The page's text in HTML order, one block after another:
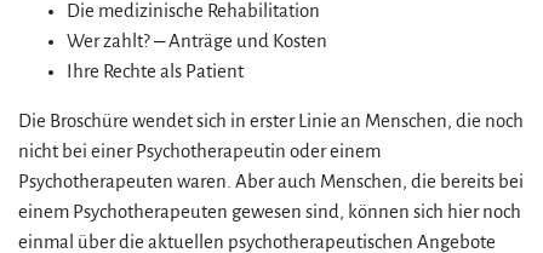
Die medizinische Rehabilitation
Wer zahlt? – Anträge und Kosten
Ihre Rechte als Patient
Die Broschüre wendet sich in erster Linie an Menschen, die noch
nicht bei einer Psychotherapeutin oder einem
Psychotherapeuten waren. Aber auch Menschen, die bereits bei
einem Psychotherapeuten gewesen sind, können sich hier noch
einmal über die aktuellen psychotherapeutischen Angebote